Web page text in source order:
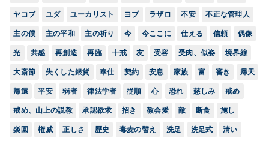
ヤコブ ユダ ユーカリスト ヨブ ラザロ 不安 不正な管理人
主の僕 主の平和 主の祈り 今 今ここに 仕える 信頼 偶像
光 共感 再創造 再臨 十戒 友 受容 受肉、似姿 境界線
大斎節 失くした銀貨 奉仕 契約 安息 家族 富 審き 帰天
帰還 平安 弱者 律法学者 従順 心 恐れ 慈しみ 戒め
戒め、山上の説教 承認欲求 招き 教会愛 敵 断食 施し
楽園 権威 正しさ 歴史 毒麦の譬え 洗足 洗足式 清い